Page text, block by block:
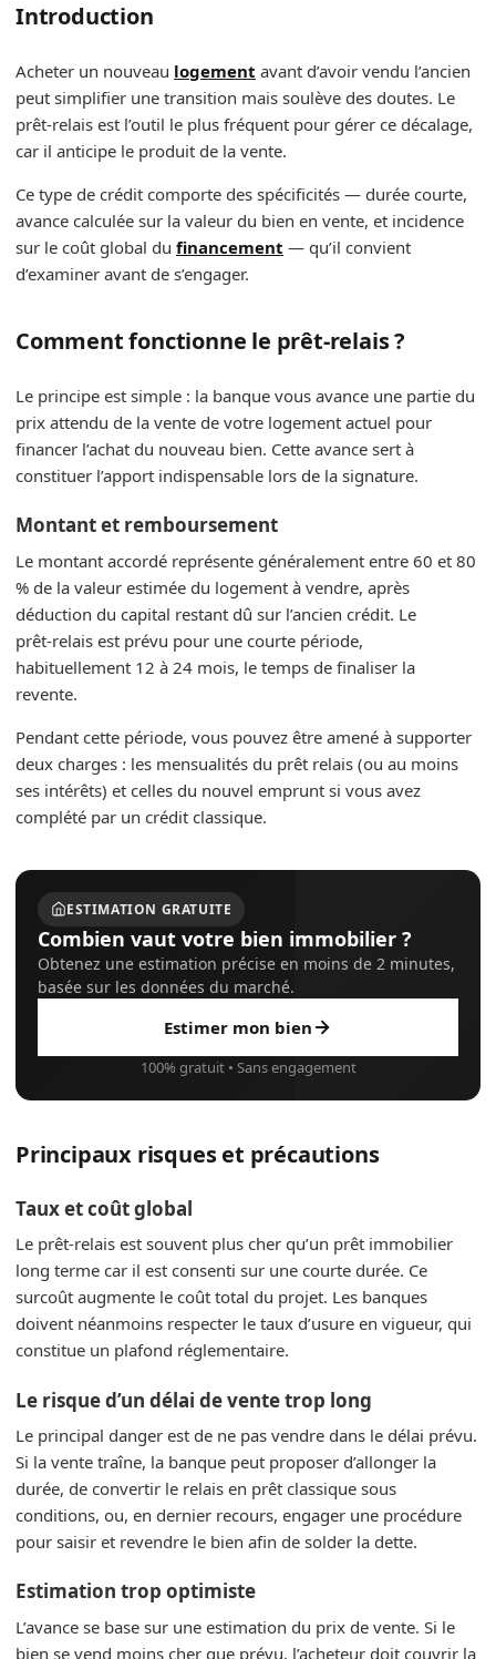
Introduction
Acheter un nouveau logement avant d’avoir vendu l’ancien
peut simplifier une transition mais soulève des doutes. Le
prêt‑relais est l’outil le plus fréquent pour gérer ce décalage,
car il anticipe le produit de la vente.
Ce type de crédit comporte des spécificités — durée courte,
avance calculée sur la valeur du bien en vente, et incidence
sur le coût global du financement — qu’il convient
d’examiner avant de s’engager.
Comment fonctionne le prêt‑relais ?
Le principe est simple : la banque vous avance une partie du
prix attendu de la vente de votre logement actuel pour
financer l’achat du nouveau bien. Cette avance sert à
constituer l’apport indispensable lors de la signature.
Montant et remboursement
Le montant accordé représente généralement entre 60 et 80
% de la valeur estimée du logement à vendre, après
déduction du capital restant dû sur l’ancien crédit. Le
prêt‑relais est prévu pour une courte période,
habituellement 12 à 24 mois, le temps de finaliser la
revente.
Pendant cette période, vous pouvez être amené à supporter
deux charges : les mensualités du prêt relais (ou au moins
ses intérêts) et celles du nouvel emprunt si vous avez
complété par un crédit classique.
ESTIMATION GRATUITE
Combien vaut votre bien immobilier ?
Obtenez une estimation précise en moins de 2 minutes,
basée sur les données du marché.
Estimer mon bien
100% gratuit • Sans engagement
Principaux risques et précautions
Taux et coût global
Le prêt‑relais est souvent plus cher qu’un prêt immobilier
long terme car il est consenti sur une courte durée. Ce
surcoût augmente le coût total du projet. Les banques
doivent néanmoins respecter le taux d’usure en vigueur, qui
constitue un plafond réglementaire.
Le risque d’un délai de vente trop long
Le principal danger est de ne pas vendre dans le délai prévu.
Si la vente traîne, la banque peut proposer d’allonger la
durée, de convertir le relais en prêt classique sous
conditions, ou, en dernier recours, engager une procédure
pour saisir et revendre le bien afin de solder la dette.
Estimation trop optimiste
L’avance se base sur une estimation du prix de vente. Si le
bien se vend moins cher que prévu, l’acheteur doit couvrir la